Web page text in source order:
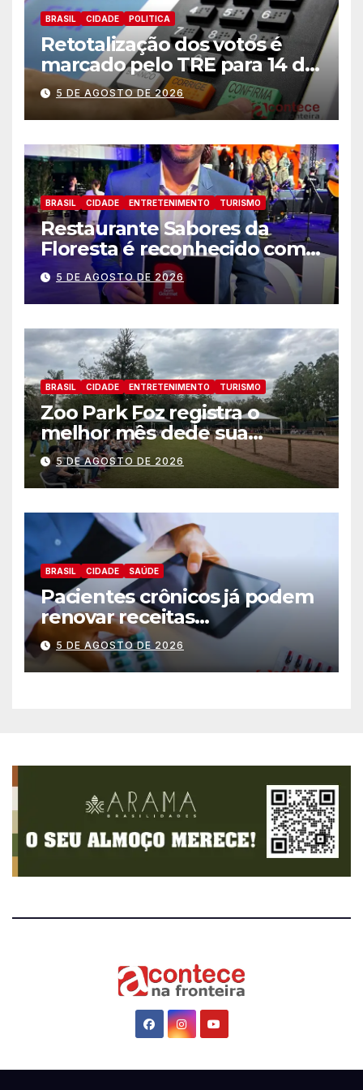
BRASIL CIDADE POLITICA
Retotalização dos votos é
marcado pelo TRE para 14 de
agosto
5 DE AGOSTO DE 2026
BRASIL CIDADE ENTRETENIMENTO TURISMO
Restaurante Sabores da
Floresta é reconhecido como
um dos Lugares Imperdíveis
de Foz do Iguaçu
5 DE AGOSTO DE 2026
BRASIL CIDADE ENTRETENIMENTO TURISMO
Zoo Park Foz registra o
melhor mês dede sua
inauguração
5 DE AGOSTO DE 2026
BRASIL CIDADE SAÚDE
Pacientes crônicos já podem
renovar receitas
automaticamente pelo
aplicativo da Prefeitura
5 DE AGOSTO DE 2026